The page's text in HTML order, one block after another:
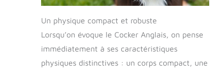
Un physique compact et robuste
Lorsqu’on évoque le Cocker Anglais, on pense
immédiatement à ses caractéristiques
physiques distinctives : un corps compact, une